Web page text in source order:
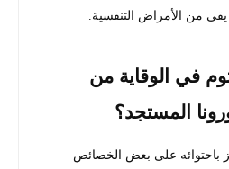
من الأمراض التنفسية.
في الوقاية من
المستجد؟
باحتوائه على بعض الخصائص